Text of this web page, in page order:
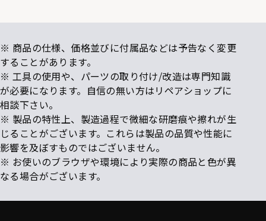
※ 商品の仕様、価格並びに付属品などは予告なく変更
することがあります。
※ 工具の使用や、パーツの取り付け/改造は専門知識
が必要になります。自信の無い方はリペアショップに
相談下さい。
※ 製品の特性上、製造過程で微細な研磨痕や擦れが生
じることがございます。これらは製品の品質や性能に
影響を及ぼすものではございません。
※ お使いのブラウザや環境により実際の商品と色が異
なる場合がございます。